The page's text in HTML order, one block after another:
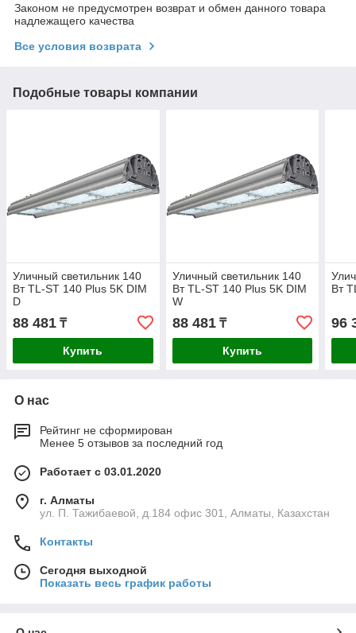
Законом не предусмотрен возврат и обмен данного товара
надлежащего качества
Все условия возврата
Подобные товары компании
Уличный светильник 140
Вт TL-ST 140 Plus 5K DIM
D
88 481 ₸
Купить
Уличный светильник 140
Вт TL-ST 140 Plus 5K DIM
W
88 481₸
Купить
Вт
96
О нас
Рейтинг не сформирован
Менее 5 отзывов за последний год
Работает с 03.01.2020
г. Алматы
ул. П. Тажибаевой, д.184 офис 301, Алматы, Казахстан
Контакты
Сегодня выходной
Показать весь график работы